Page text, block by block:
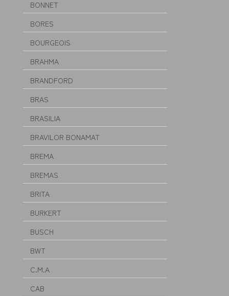
BONNET
BORES
BOURGEOIS
BRAHMA
BRANDFORD
BRAS
BRASILIA
BRAVILOR BONAMAT
BREMA
BREMAS
BRITA
BURKERT
BUSCH
BWT
C.M.A
CAB